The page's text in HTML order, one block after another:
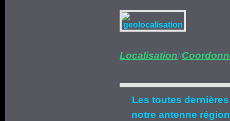
Localisation//
Les toutes
notre antenne